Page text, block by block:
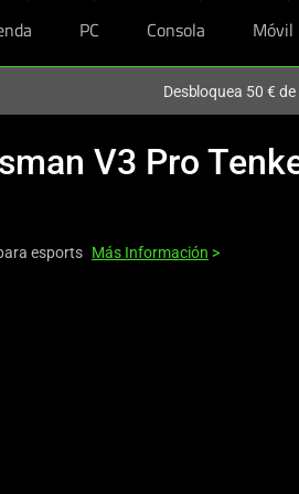
PC Consola Móvil
Desbloquea 50 €
V3 Pro
esports Más Información >